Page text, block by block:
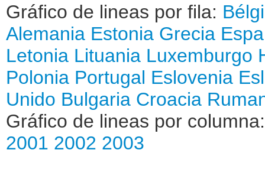
Gráfico de lineas por fila:
Alemania Estonia Grecia
Letonia Lituania Luxemburgo
Polonia Portugal Eslovenia
Unido Bulgaria Croacia
Gráfico de lineas por
2001 2002 2003